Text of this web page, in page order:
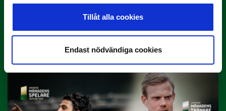
Tillåt alla cookies
Endast nödvändiga cookies
Lagerlöf tar över i Sandvikens IF